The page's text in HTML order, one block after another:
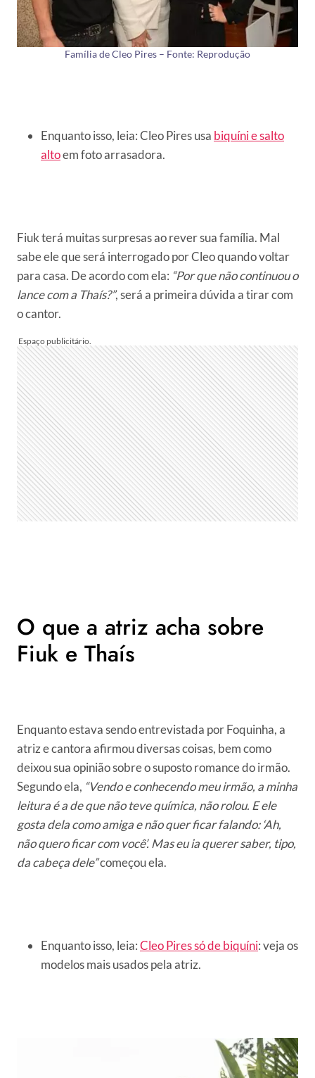
Família de Cleo Pires – Fonte: Reprodução
Enquanto isso, leia: Cleo Pires usa biquíni e salto
altoem foto arrasadora.
Fiuk terá muitas surpresas ao rever sua família. Mal
sabe ele que será interrogado por Cleo quando voltar
para casa. De acordo com ela: “Por que não continuou o
lance com a Thaís?”, será a primeira dúvida a tirar com
o cantor.
O que a atriz acha sobre
Fiuk e Thaís
Enquanto estava sendo entrevistada por Foquinha, a
atriz e cantora afirmou diversas coisas, bem como
deixou sua opinião sobre o suposto romance do irmão.
Segundo ela, “Vendo e conhecendo meu irmão, a minha
leitura é a de que não teve química, não rolou. E ele
gosta dela como amiga e não quer ficar falando: ‘Ah,
não quero ficar com você’. Mas eu ia querer saber, tipo,
da cabeça dele”começou ela.
Enquanto isso, leia:Cleo Pires só de biquíni: veja os
modelos mais usados pela atriz.